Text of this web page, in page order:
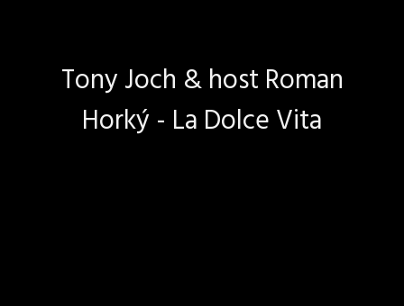
Tony Joch & host Roman
Horký - La Dolce Vita